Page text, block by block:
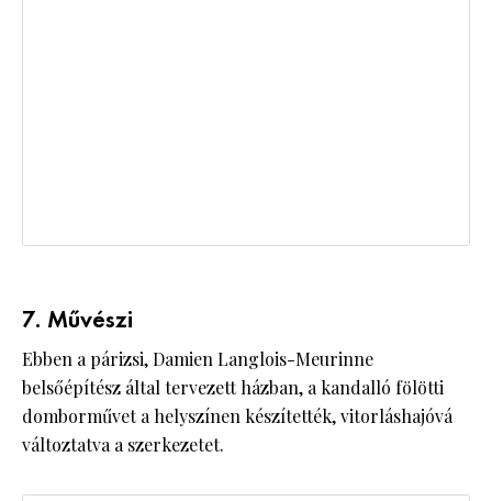
7. Művészi
Ebben a párizsi, Damien Langlois-Meurinne
belsőépítész által tervezett házban, a kandalló fölötti
domborművet a helyszínen készítették, vitorláshajóvá
változtatva a szerkezetet.